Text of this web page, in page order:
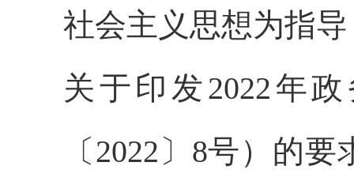
社会主义思想为指
关于印发2022年
〔2022〕8号）的